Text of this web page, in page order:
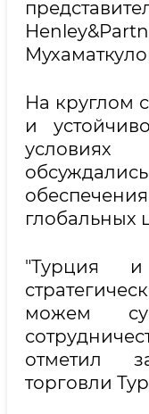
На круглом
и
условиях
глобальных
"Турция
можем
отметил
торговли